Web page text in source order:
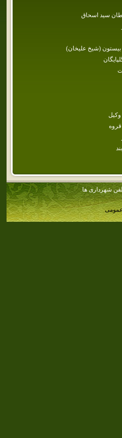
سيد اسحاق‌
بيستون‌ (شيخ‌ عليخان‌)
وكيل‌
شهرداری ها
عمومی